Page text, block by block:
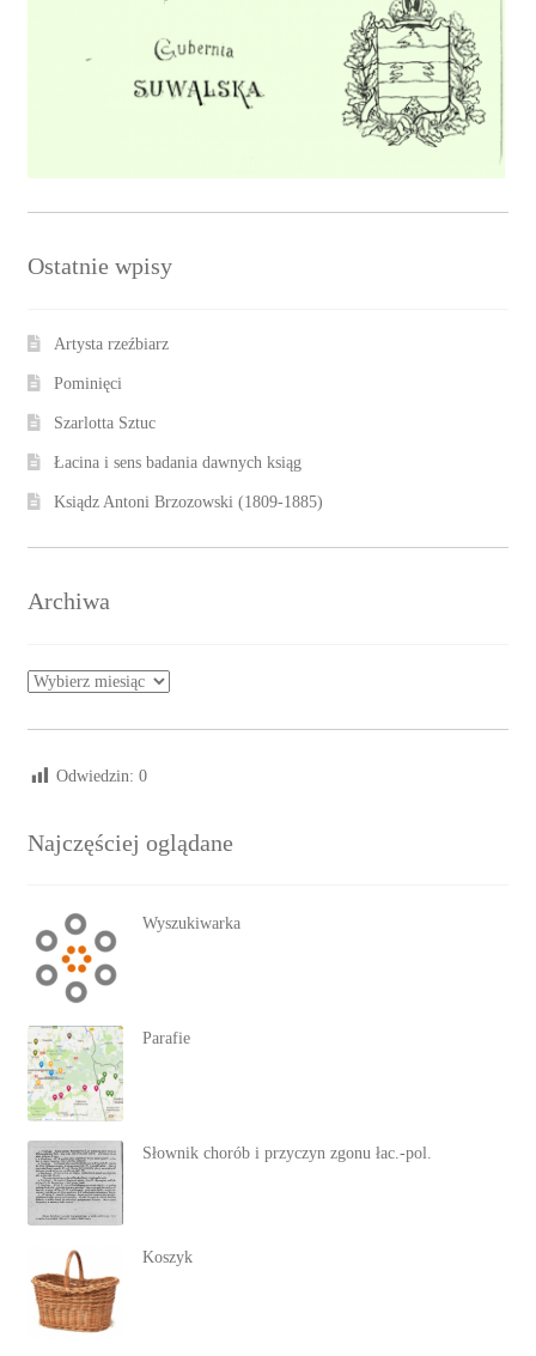
Ostatnie wpisy
Artysta rzeźbiarz
Pominięci
Szarlotta Sztuc
Łacina i sens badania dawnych ksiąg
Ksiądz Antoni Brzozowski (1809-1885)
Archiwa
Archiwa
Odwiedzin: 0
Najczęściej oglądane
Wyszukiwarka
Parafie
Słownik chorób i przyczyn zgonu łac.-pol.
Koszyk